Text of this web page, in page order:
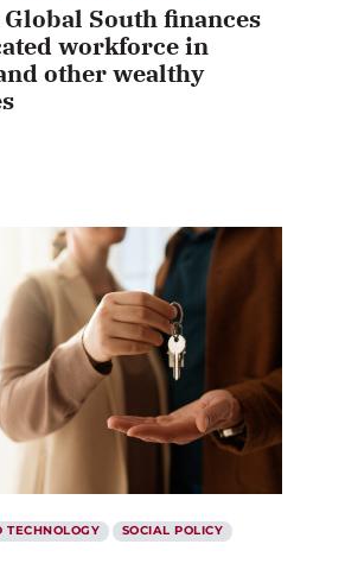
South finances
workforce in
other wealthy
TECHNOLOGY
SOCIAL POLICY